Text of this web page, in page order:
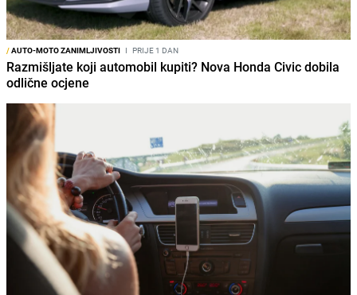
/AUTO-MOTO ZANIMLJIVOSTI I PRIJE 1 DAN
Razmišljate koji automobil kupiti? Nova Honda Civic dobila
odlične ocjene